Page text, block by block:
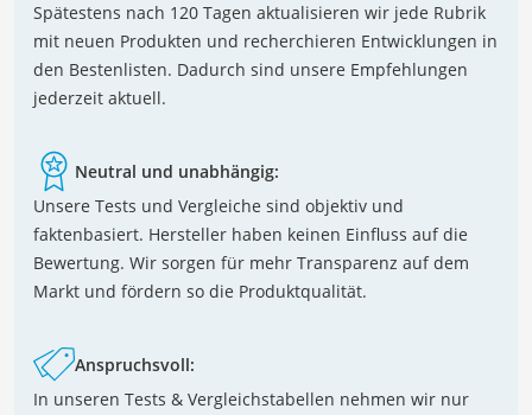
Spätestens nach 120 Tagen aktualisieren wir jede Rubrik
mit neuen Produkten und recherchieren Entwicklungen in
den Bestenlisten. Dadurch sind unsere Empfehlungen
jederzeit aktuell.
Neutral und unabhängig:
Unsere Tests und Vergleiche sind objektiv und
faktenbasiert. Hersteller haben keinen Einfluss auf die
Bewertung. Wir sorgen für mehr Transparenz auf dem
Markt und fördern so die Produktqualität.
Anspruchsvoll:
In unseren Tests & Vergleichstabellen nehmen wir nur